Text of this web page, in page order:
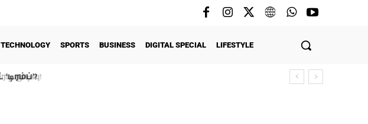
TECHNOLOGY SPORTS BUSINESS DIGITAL SPECIAL LIFESTYLE